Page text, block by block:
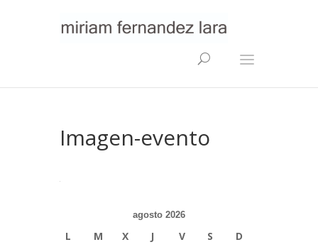
Imagen-evento
agosto 2026
L M X J V S D